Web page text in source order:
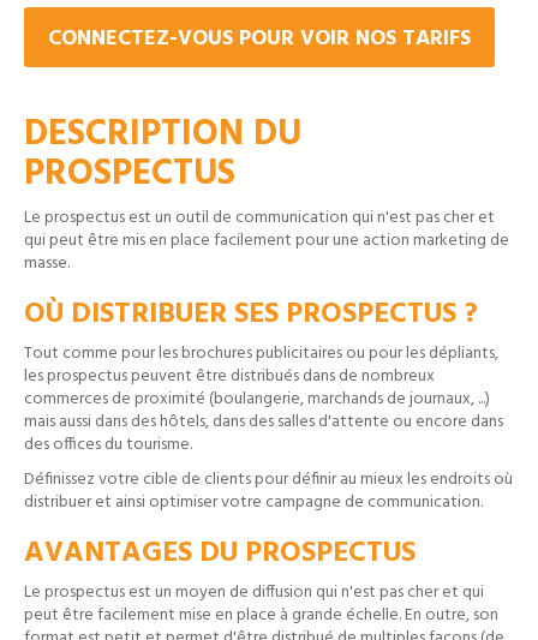
CONNECTEZ-VOUS POUR VOIR NOS TARIFS
DESCRIPTION DU
PROSPECTUS
Le prospectus est un outil de communication qui n'est pas cher et
qui peut être mis en place facilement pour une action marketing de
masse.
OÙ DISTRIBUER SES PROSPECTUS ?
Tout comme pour les brochures publicitaires ou pour lesdépliants,
les prospectus peuvent être distribués dans de nombreux
commerces de proximité (boulangerie, marchands de journaux, ...)
mais aussi dans des hôtels, dans des salles d'attente ou encore dans
des offices du tourisme.
Définissez votre cible de clients pour définir au mieux les endroits où
distribuer et ainsi optimiser votre campagne de communication.
AVANTAGES DU PROSPECTUS
Le prospectus est un moyen de diffusion qui n'est pas cher et qui
peut être facilement mise en place à grande échelle. En outre, son